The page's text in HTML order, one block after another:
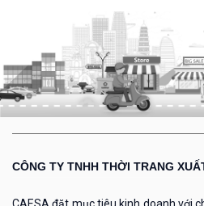
CÔNG TY TNHH THỜI TRANG
CAESA đặt mục tiêu kinh doanh với